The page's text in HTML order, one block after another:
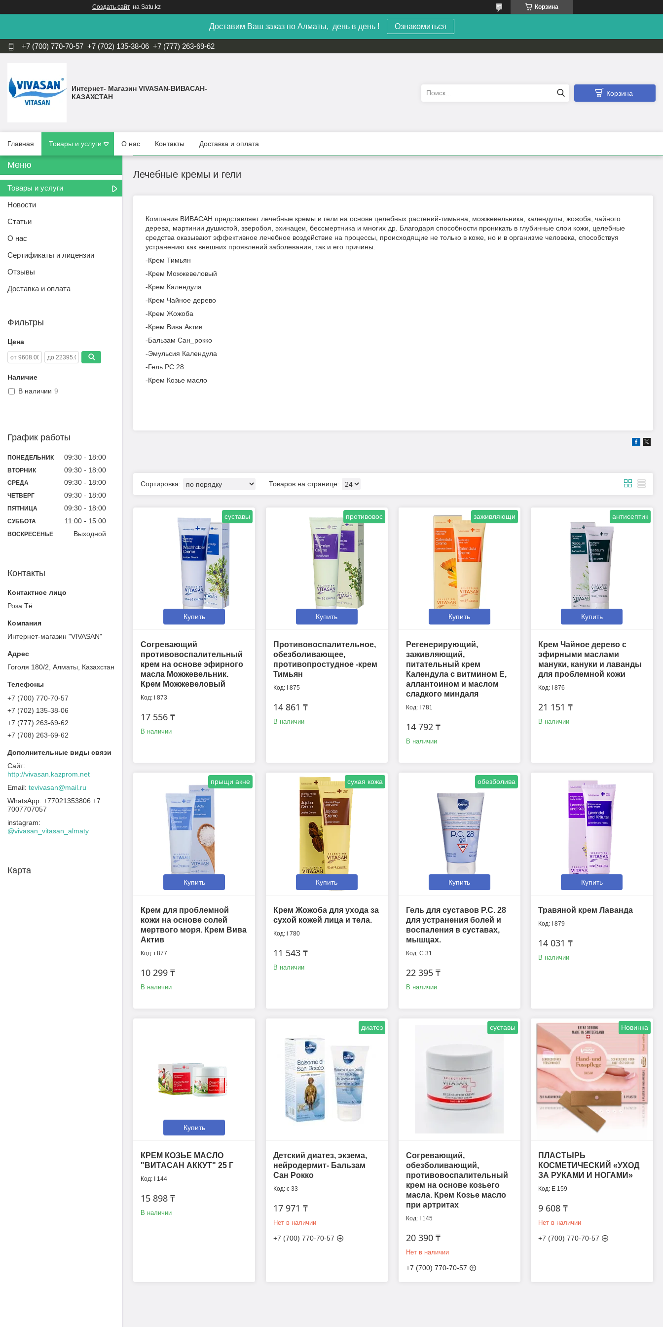
Создать сайт на Satu.kz Корзина
Доставим Ваш заказ по Алматы, день в день ! Ознакомиться
+7 (700) 770-70-57 +7 (702) 135-38-06 +7 (777) 263-69-62
Интернет- Магазин VIVASAN-ВИВАСАН-
КАЗАХСТАН
Корзина
Главная Товары и услуги О нас Контакты Доставка и оплата
Лечебные кремы и гели
Компания ВИВАСАН представляет лечебные кремы и гели на основе целебных растений-тимьяна, можжевельника, календулы, жожоба, чайного
дерева, мартинии душистой, зверобоя, эхинацеи, бессмертника и многих др. Благодаря способности проникать в глубинные слои кожи, целебные
средства оказывают эффективное лечебное воздействие на процессы, происходящие не только в коже, но и в организме человека, способствуя
устранению как внешних проявлений заболевания, так и его причины.
-Крем Тимьян
-Крем Можжевеловый
-Крем Календула
-Крем Чайное дерево
-Крем Жожоба
-Крем Вива Актив
-Бальзам Сан_рокко
-Эмульсия Календула
-Гель РС 28
-Крем Козье масло
суставы
Купить
Согревающий
противовоспалительный
крем на основе эфирного
масла Можжевельник.
Крем Можжевеловый
i 873
17 556 ₸
В наличии
противовос
Купить
Противовоспалительное,
обезболивающее,
противопростудное -крем
Тимьян
I 875
14 861 ₸
В наличии
заживляющи
Купить
Регенерирующий,
заживляющий,
питательный крем
Календула с витмином Е,
аллантоином и маслом
сладкого миндаля
I 781
14 792 ₸
В наличии
антисептик
Купить
Крем Чайное дерево с
эфирными маслами
мануки, кануки и лаванды
для проблемной кожи
I 876
21 151 ₸
В наличии
прыщи акне
Купить
Крем для проблемной
кожи на основе солей
мертвого моря. Крем Вива
Актив
i 877
10 299 ₸
В наличии
сухая кожа
Купить
Крем Жожоба для ухода за
сухой кожей лица и тела.
i 780
11 543 ₸
В наличии
обезболива
Купить
Гель для суставов P.C. 28
для устранения болей и
воспаления в суставах,
мышцах.
С 31
22 395 ₸
В наличии
Купить
Травяной крем Лаванда
I 879
14 031 ₸
В наличии
Купить
КРЕМ КОЗЬЕ МАСЛО
"ВИТАСАН АККУТ" 25 Г
I 144
15 898 ₸
В наличии
диатез
Детский диатез, экзема,
нейродермит- Бальзам
Сан Рокко
c 33
17 971 ₸
Нет в наличии
+7 (700) 770-70-57
суставы
Согревающий,
обезболивающий,
противовоспалительный
крем на основе козьего
масла. Крем Козье масло
при артритах
I 145
20 390 ₸
Нет в наличии
+7 (700) 770-70-57
Новинка
ПЛАСТЫРЬ
КОСМЕТИЧЕСКИЙ «УХОД
ЗА РУКАМИ И НОГАМИ»
Е 159
9 608 ₸
Нет в наличии
+7 (700) 770-70-57
Товары и услуги
Новости
Статьи
О нас
Сертификаты и лицензии
Отзывы
Доставка и оплата
Фильтры
Цена
Наличие
В наличии 9
График работы
ПОНЕДЕЛЬНИК 09:30 18:00
ВТОРНИК 09:30 18:00
СРЕДА 09:30 18:00
ЧЕТВЕРГ 09:30 18:00
ПЯТНИЦА 09:30 18:00
СУББОТА 11:00 15:00
ВОСКРЕСЕНЬЕ Выходной
Контакты
Роза Тё
Интернет-магазин "VIVASAN"
Гоголя 180/2, Алматы, Казахстан
+7 (700) 770-70-57
+7 (702) 135-38-06
+7 (777) 263-69-62
+7 (708) 263-69-62
http://vivasan.kazprom.net
tevivasan@mail.ru
+77021353806 +7
7007707057
instagram
@vivasan_vitasan_almaty
Карта